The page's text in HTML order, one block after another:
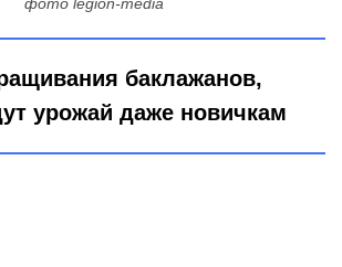
баклажанов,
урожай даже новичкам